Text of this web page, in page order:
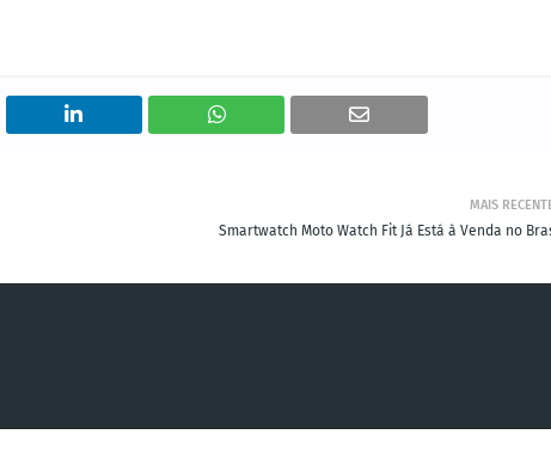
MAIS
Smartwatch Moto Watch Fit Já Está à Venda no